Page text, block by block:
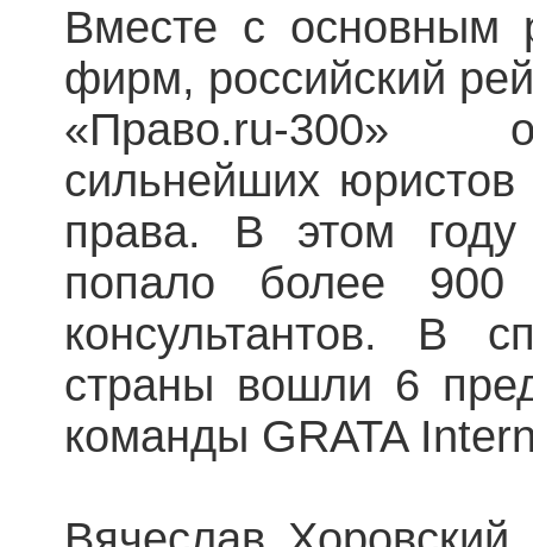
Вместе с основным
фирм, российский
«Право.ru-300»
сильнейших
права. В этом году
попало более 900
консультантов. В
страны вошли 6
команды GRATA